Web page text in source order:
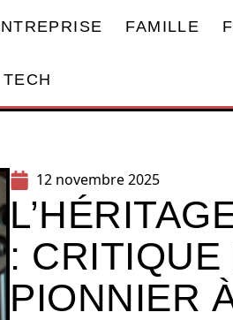
FAMILLE
TECH
12 novembre 2025
:
PIONNIER